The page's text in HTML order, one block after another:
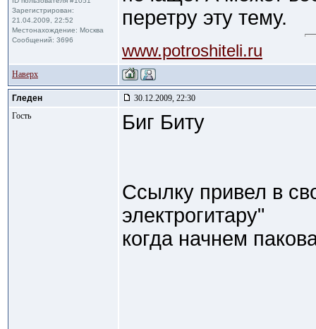
Зарегистрирован:
21.04.2009, 22:52
Местонахождение: Москва
Сообщений: 3696
перетру эту тему.
www.potroshiteli.ru
Наверх
Гледен
30.12.2009, 22:30
Гость
Биг Биту
Ссылку привел в
электрогитару"
когда начнем